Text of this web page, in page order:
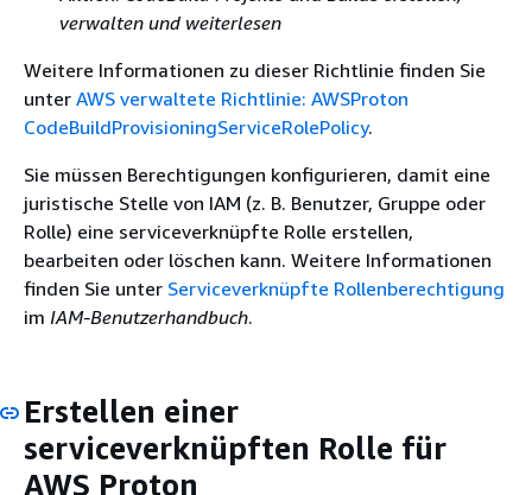
verwalten und weiterlesen
Weitere Informationen zu dieser Richtlinie finden Sie
unter AWS verwaltete Richtlinie: AWSProton
CodeBuildProvisioningServiceRolePolicy.
Sie müssen Berechtigungen konfigurieren, damit eine
juristische Stelle von IAM (z. B. Benutzer, Gruppe oder
Rolle) eine serviceverknüpfte Rolle erstellen,
bearbeiten oder löschen kann. Weitere Informationen
finden Sie unter Serviceverknüpfte Rollenberechtigung
im IAM-Benutzerhandbuch.
Erstellen einer
serviceverknüpften Rolle für
AWS Proton